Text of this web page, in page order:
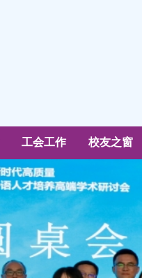
工会工作 校友之窗